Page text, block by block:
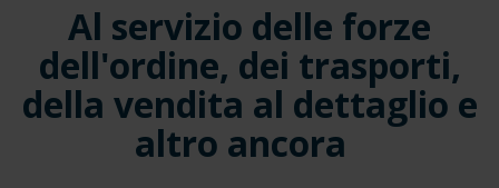
Al servizio delle forze
dell'ordine, dei trasporti,
della vendita al dettaglio e
altro ancora